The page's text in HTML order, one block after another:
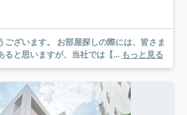
探しの際には、皆さま
ると思いますが、当社では【... もっと見る